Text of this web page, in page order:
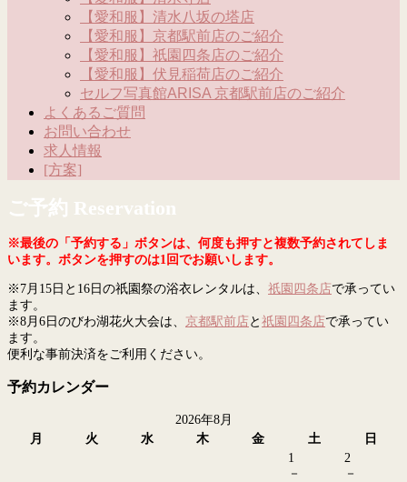
【愛和服】清水八坂の塔店
【愛和服】京都駅前店のご紹介
【愛和服】祇園四条店のご紹介
【愛和服】伏見稲荷店のご紹介
セルフ写真館ARISA 京都駅前店のご紹介
よくあるご質問
お問い合わせ
求人情報
[方案]
ご予約 Reservation
※最後の「予約する」ボタンは、何度も押すと複数予約されてしま
います。ボタンを押すのは1回でお願いします。
※7月15日と16日の祇園祭の浴衣レンタルは、 祇園四条店で承ってい
ます。
※8月6日のびわ湖花火大会は、 京都駅前店 と 祇園四条店で承ってい
ます。
便利な事前決済をご利用ください。
予約カレンダー
2026年8月
月
火 水 木 金 土
日
1
－
2
－